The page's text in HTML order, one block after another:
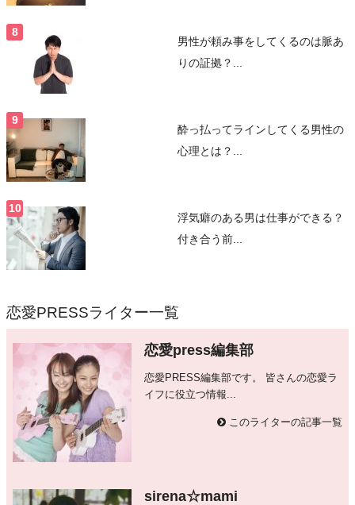
男性が頼み事をしてくるのは脈あ
りの証拠？...
酔っ払ってラインしてくる男性の
心理とは？...
浮気癖のある男は仕事ができる？
付き合う前...
恋愛PRESSライター一覧
恋愛press編集部
恋愛PRESS編集部です。 皆さんの恋愛ラ
イフに役立つ情報...
このライターの記事一覧
sirena☆mami